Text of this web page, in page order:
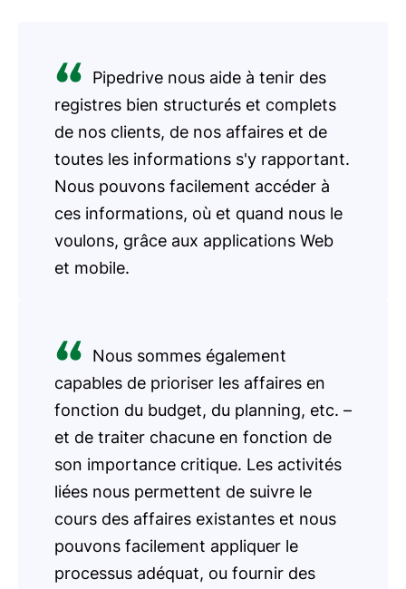
Pipedrive nous aide à tenir des
registres bien structurés et complets
de nos clients, de nos affaires et de
toutes les informations s'y rapportant.
Nous pouvons facilement accéder à
ces informations, où et quand nous le
voulons, grâce aux applications Web
et mobile.
Nous sommes également
capables de prioriser les affaires en
fonction du budget, du planning, etc. –
et de traiter chacune en fonction de
son importance critique. Les activités
liées nous permettent de suivre le
cours des affaires existantes et nous
pouvons facilement appliquer le
processus adéquat, ou fournir des